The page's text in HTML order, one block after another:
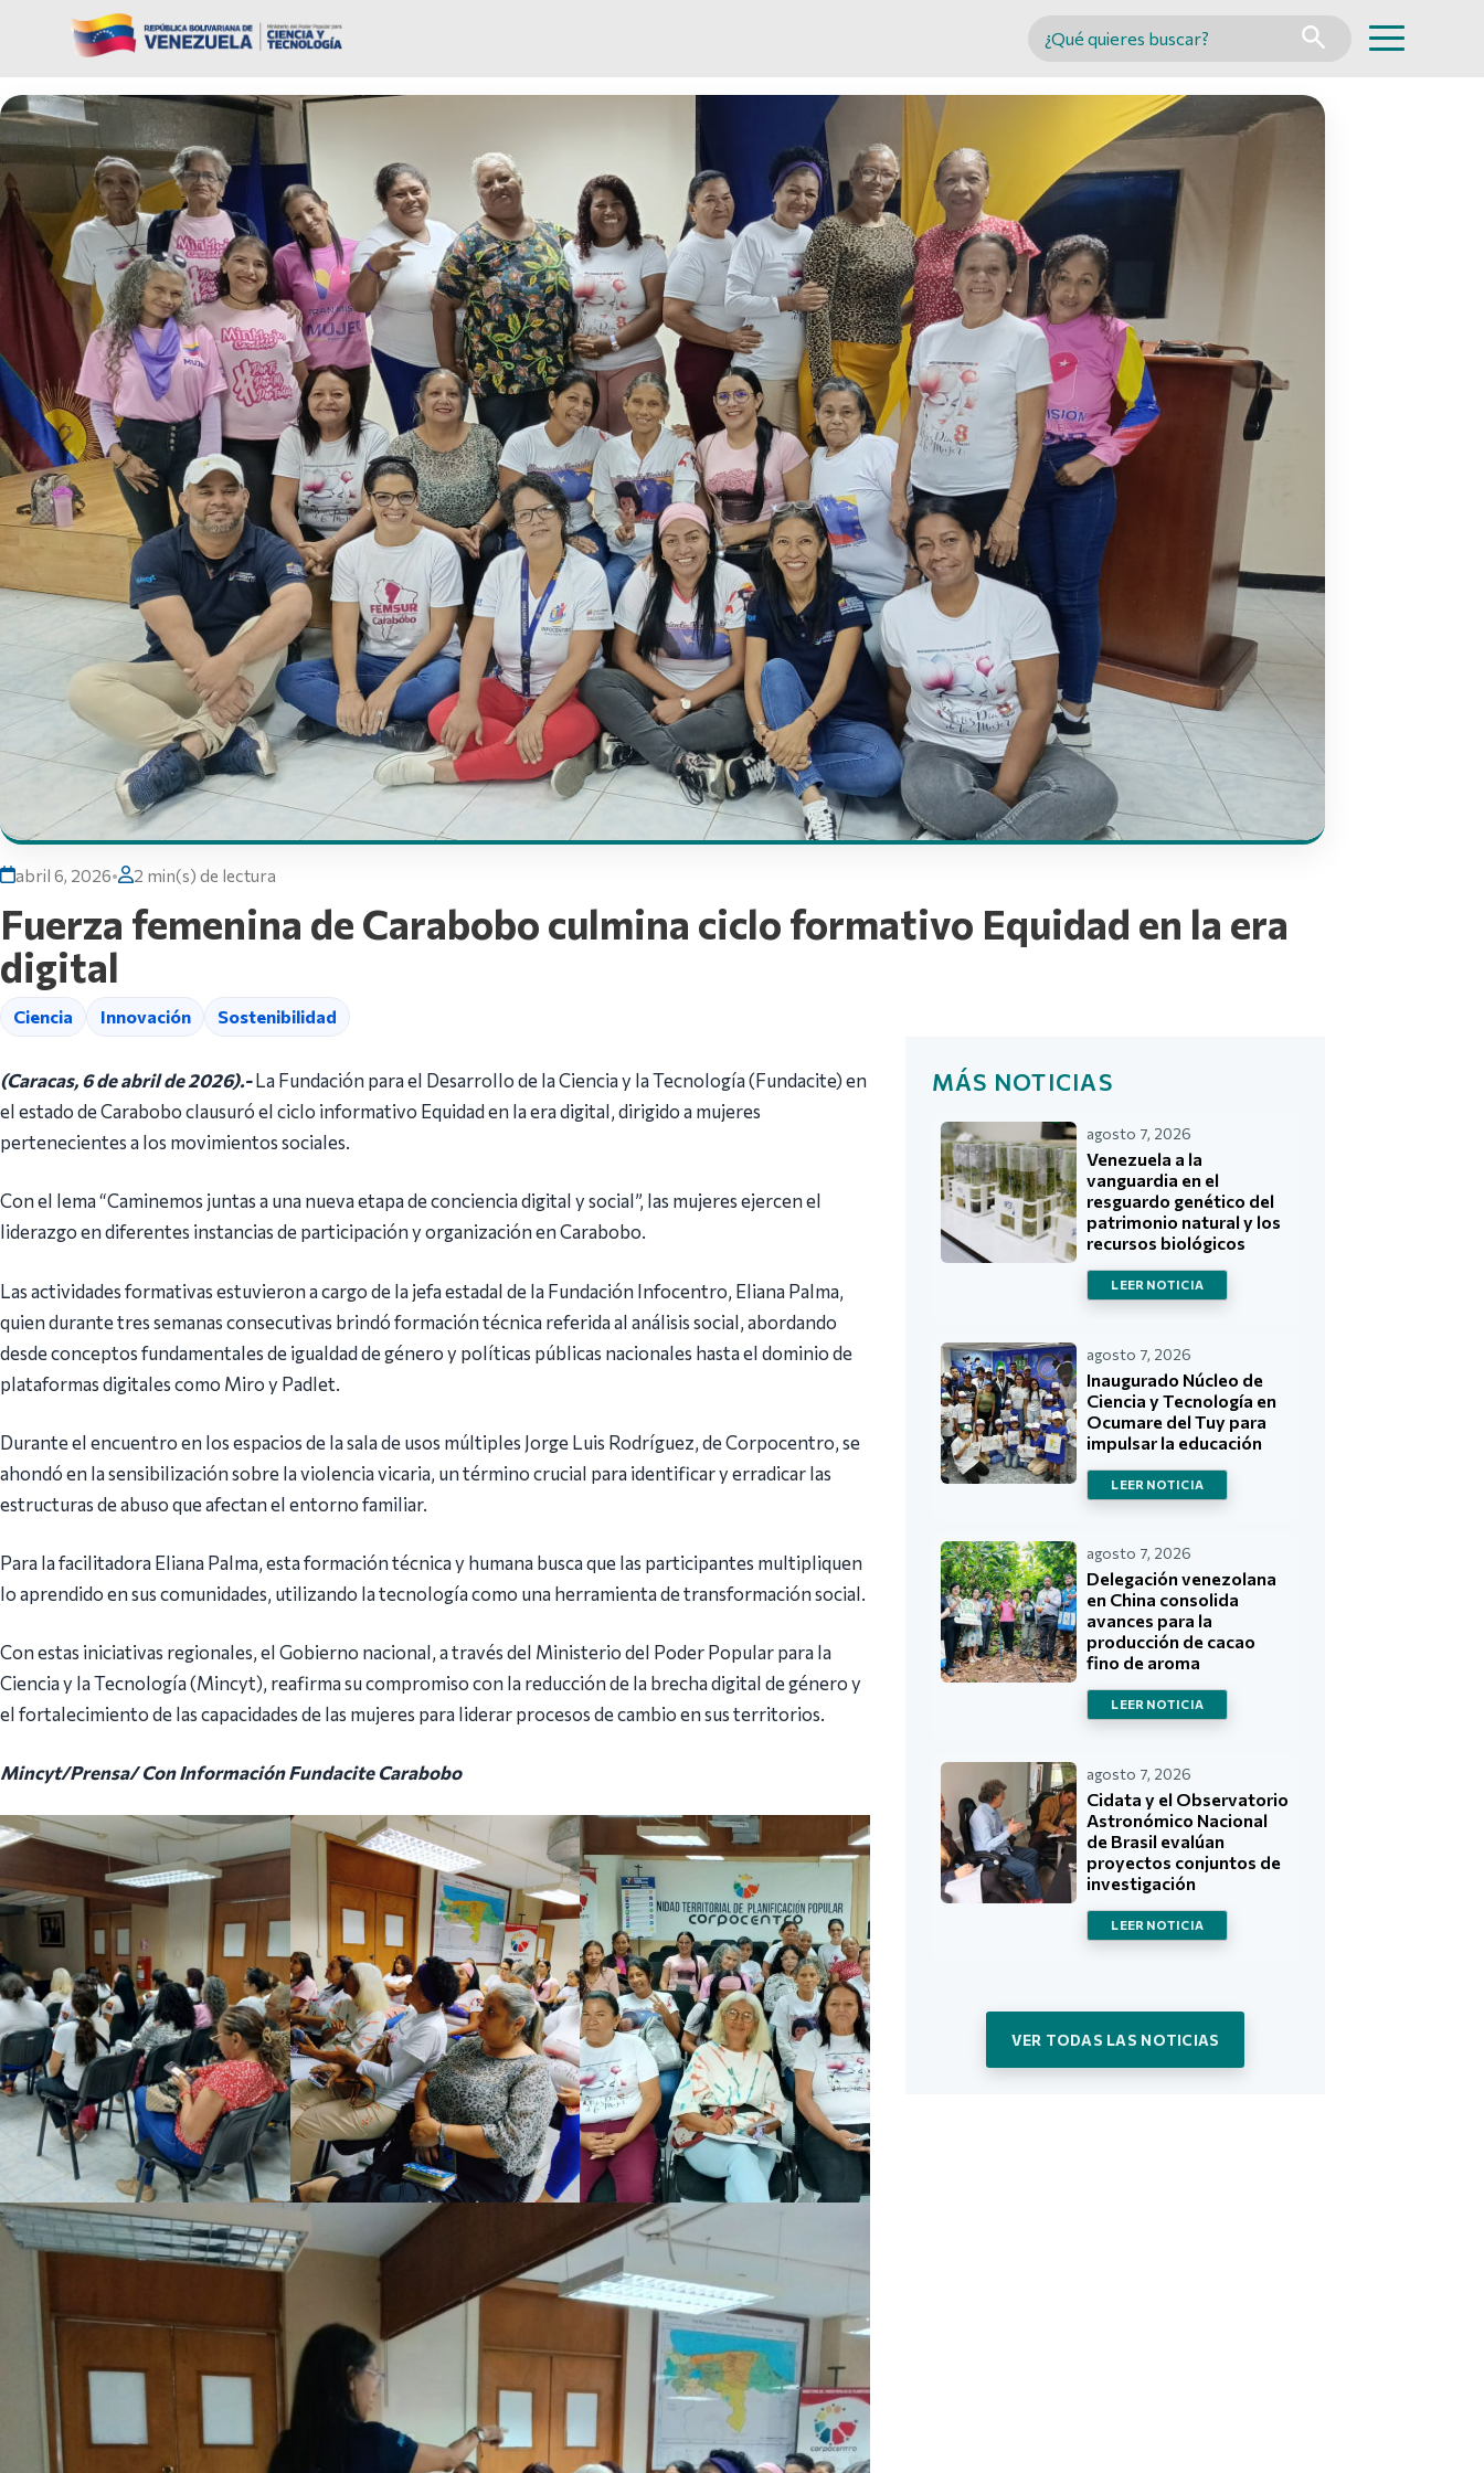
Buscar en MINCYT
abril 6, 2026• 2 min(s) de lectura
Fuerza femenina de Carabobo culmina ciclo formativo Equidad en la era
digital
Ciencia Innovación Sostenibilidad
(Caracas, 6 de abril de 2026).-La Fundación para el Desarrollo de la Ciencia y la Tecnología (Fundacite) en
el estado de Carabobo clausuró el ciclo informativo Equidad en la era digital, dirigido a mujeres
pertenecientes a los movimientos sociales.
Con el lema “Caminemos juntas a una nueva etapa de conciencia digital y social”, las mujeres ejercen el
liderazgo en diferentes instancias de participación y organización en Carabobo.
Las actividades formativas estuvieron a cargo de la jefa estadal de la Fundación Infocentro, Eliana Palma,
quien durante tres semanas consecutivas brindó formación técnica referida al análisis social, abordando
desde conceptos fundamentales de igualdad de género y políticas públicas nacionales hasta el dominio de
plataformas digitales como Miro y Padlet.
Durante el encuentro en los espacios de la sala de usos múltiples Jorge Luis Rodríguez, de Corpocentro, se
ahondó en la sensibilización sobre la violencia vicaria, un término crucial para identificar y erradicar las
estructuras de abuso que afectan el entorno familiar.
Para la facilitadora Eliana Palma, esta formación técnica y humana busca que las participantes multipliquen
lo aprendido en sus comunidades, utilizando la tecnología como una herramienta de transformación social.
Con estas iniciativas regionales, el Gobierno nacional, a través del Ministerio del Poder Popular para la
Ciencia y la Tecnología (Mincyt), reafirma su compromiso con la reducción de la brecha digital de género y
el fortalecimiento de las capacidades de las mujeres para liderar procesos de cambio en sus territorios.
Mincyt/Prensa/ Con Información Fundacite Carabobo
MÁS NOTICIAS
agosto 7, 2026
Venezuela a la
vanguardia en el
resguardo genético del
patrimonio natural y los
recursos biológicos
LEER NOTICIA
agosto 7, 2026
Inaugurado Núcleo de
Ciencia y Tecnología en
Ocumare del Tuy para
impulsar la educación
LEER NOTICIA
agosto 7, 2026
Delegación venezolana
en China consolida
avances para la
producción de cacao
fino de aroma
LEER NOTICIA
agosto 7, 2026
Cidata y el Observatorio
Astronómico Nacional
de Brasil evalúan
proyectos conjuntos de
investigación
LEER NOTICIA
VER TODAS LAS NOTICIAS